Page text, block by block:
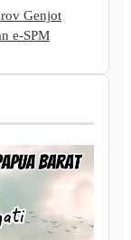
Genjot
e-SPM